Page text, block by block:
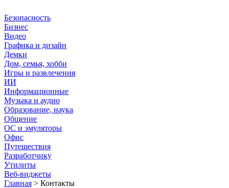
Безопасность
Бизнес
Видео
Графика и дизайн
Демки
Дом, семья, хобби
Игры и развлечения
ИИ
Информационные
Музыка и аудио
Образование, наука
Общение
ОС и эмуляторы
Офис
Путешествия
Разработчику
Утилиты
Веб-виджеты
Главная > Контакты